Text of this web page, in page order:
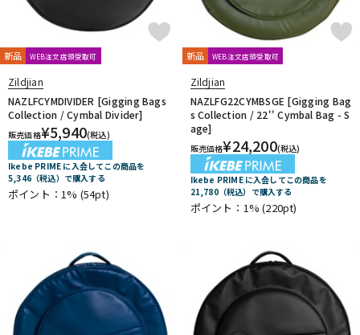
新品 WEB注文店頭受取可
Zildjian
NAZLFCYMDIVIDER [Gigging Bags
Collection / Cymbal Divider]
販売価格¥5,940(税込)
Ikebe PRIME に入会してこの商品を
5,346（税込）で購入する
ポイント：1% (54pt)
新品 WEB注文店頭受取可
Zildjian
NAZLFG22CYMBSGE [Gigging Bag
s Collection / 22'' Cymbal Bag - S
age]
販売価格¥24,200(税込)
Ikebe PRIME に入会してこの商品を
21,780（税込）で購入する
ポイント：1%(220pt)